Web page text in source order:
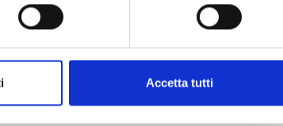
Accetta tutti